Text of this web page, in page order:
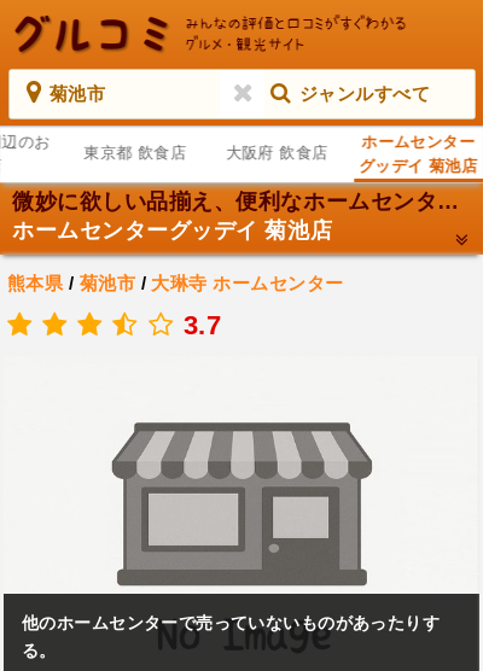
菊池市 ジャンルすべて
のお
東京都 飲食店 大阪府 飲食店
ホームセンター
グッデイ 菊池店
微妙に欲しい品揃え、便利なホームセンター。
ホームセンターグッデイ 菊池店
熊本県 / 菊池市 / 大琳寺 ホームセンター
3.7
他のホームセンターで売っていないものがあったりす
る。